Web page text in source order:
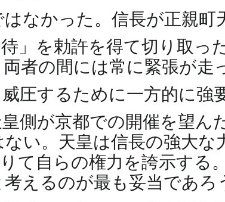
なかった。信長が正親
」を勅許を得て切り取っ
者の間には常に緊張が走
圧するために一方的に強
側が京都での開催を望ん
い。天皇は信長の強大な
て自らの権力を誇示する
えるのが最も妥当であろ